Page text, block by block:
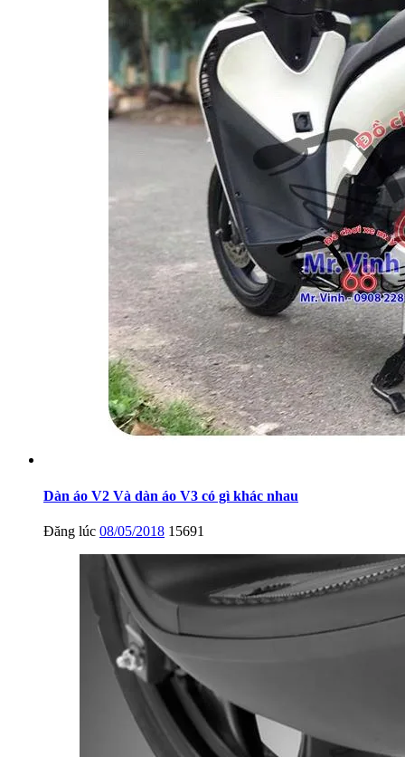
Dàn áo V2 Và dàn áo V3 có gì khác nhau
Đăng lúc 08/05/2018 15691